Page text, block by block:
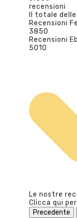
recensioni
Il totale
Recensioni
3850
Recensioni
5010
Le nostre
Clicca qui
Precedente